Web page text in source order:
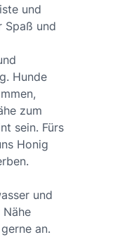
und
Spaß und
Hunde
zum
sein. Fürs
Honig
und
an.